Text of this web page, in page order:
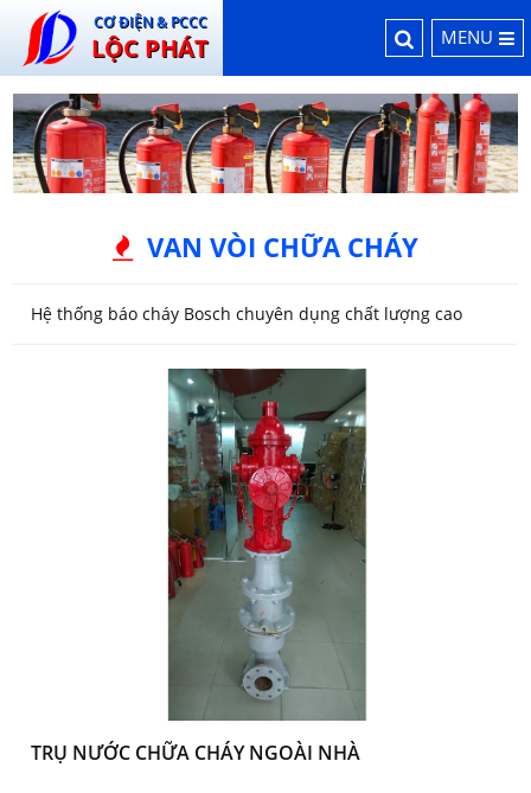
CƠ ĐIỆN & PCCC
LỘC PHÁT MENU
VAN VÒI CHỮA CHÁY
Hệ thống báo cháy Bosch chuyên dụng chất lượng cao
TRỤ NƯỚC CHỮA CHÁY NGOÀI NHÀ